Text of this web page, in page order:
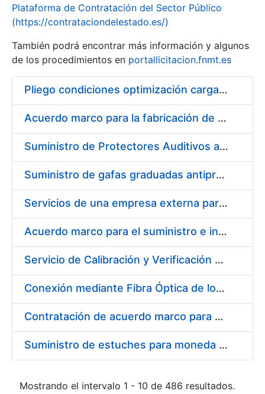
Plataforma de Contratación del Sector Público
(https://contrataciondelestado.es/)
También podrá encontrar más información y algunos
de los procedimientos en portallicitacion.fnmt.es
Pliego condiciones optimización cargas compras firmado
Acuerdo marco para la fabricación de piezas
Suministro de Protectores Auditivos a medida para las personas trabajadoras de los Centros de Trabajo de Madrid y Burgos
Suministro de gafas graduadas antiproyecciones para los trabajadores de la FNMT-RCM en los centros de trabajo de Madrid y Burgos
Servicios de una empresa externa para el asesoramiento y resolución de los recursos de alzada que se presentan relacionados con procesos de selección para la FNMT-RCM
Acuerdo marco para el suministro e instalación de persianas, estores y otros complementos
Servicio de Calibración y Verificación Externa de los Equipos de Medición del Servicio de Prevención de la FNMT-RCM
Conexión mediante Fibra Óptica de los Centros de Proceso de Datos (CPDs) de las sedes de la FNMT-RCM de Burgos y Madrid
Contratación de acuerdo marco para el Suministro de Material de Electricidad para la Fábrica Nacional de Moneda y Timbre-Real Casa de la Moneda en su centro de trabajo de Burgos
Suministro de estuches para moneda de 30 €
Mostrando el intervalo 1 - 10 de 486 resultados.